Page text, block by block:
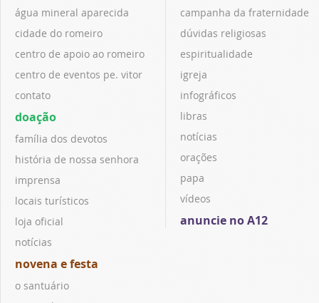
água mineral aparecida
cidade do romeiro
centro de apoio ao romeiro
centro de eventos pe. vitor
contato
doação
família dos devotos
história de nossa senhora
imprensa
locais turísticos
loja oficial
notícias
novena e festa
o santuário
campanha da fraternidade
dúvidas religiosas
espiritualidade
igreja
infográficos
libras
notícias
orações
papa
vídeos
anuncie no A12